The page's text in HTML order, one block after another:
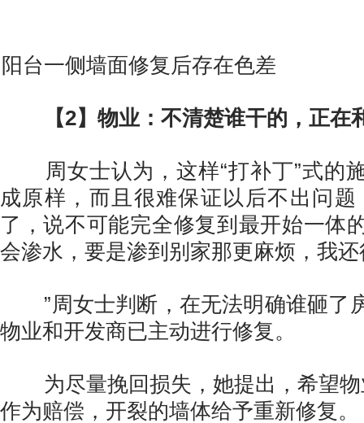
阳台一侧墙面修复后存在色差
【2】物业：不清楚谁干的，正在
周女士认为，这样“打补丁”式的
成原样，而且很难保证以后不出问题
了，说不可能完全修复到最开始一体
会渗水，要是渗到别家那更麻烦，我
”周女士判断，在无法明确谁砸了
物业和开发商已主动进行修复。
为尽量挽回损失，她提出，希望物
作为赔偿，开裂的墙体给予重新修复。